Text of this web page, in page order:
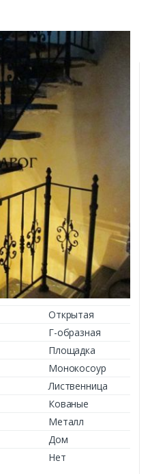
Открытая
Г-образная
Площадка
Монокосоур
Лиственница
Кованые
Металл
Дом
Нет